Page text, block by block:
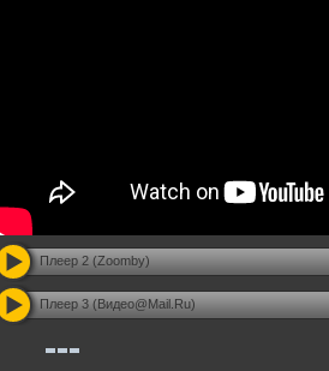
Плеер 2 (Zoomby)
Плеер 3 (Видео@Mail.Ru)